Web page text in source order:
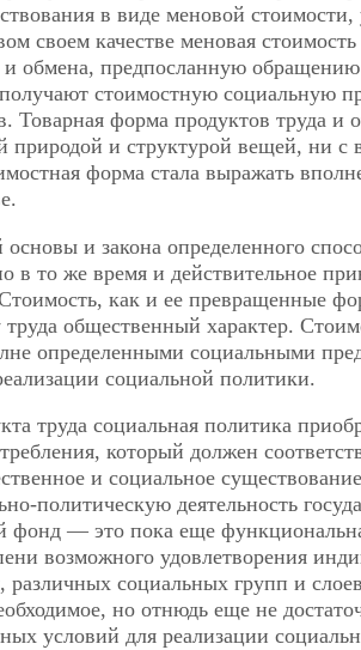
в виде меновой стоимости,
качестве меновая стоимость
обмена, предпосланную
стоимостную социальную
Товарная форма продуктов труда и
природой и структурой вещей, ни
форма стала выражать
и закона определенного
в то же время и действительное
как и ее превращенные
общественный характер.
определенными социальными
социальной политики.
труда социальная политика
который должен
и социальное
политическую деятельность
фонд — это пока еще
возможного удовлетворения
социальных групп и
но отнюдь еще не
условий для реализации